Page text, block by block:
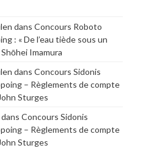
dans Concours Roboto
: « De l’eau tiède sous un
Imamura
dans Concours Sidonis
– Règlements de compte
Sturges
dans Concours Sidonis
– Règlements de compte
Sturges